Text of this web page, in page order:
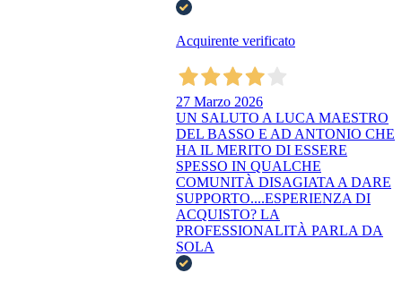
Acquirente verificato
27 Marzo 2026
UN SALUTO A LUCA MAESTRO
DEL BASSO E AD ANTONIO CHE
HA IL MERITO DI ESSERE
SPESSO IN QUALCHE
COMUNITÀ DISAGIATA A DARE
SUPPORTO....ESPERIENZA DI
ACQUISTO? LA
PROFESSIONALITÀ PARLA DA
SOLA